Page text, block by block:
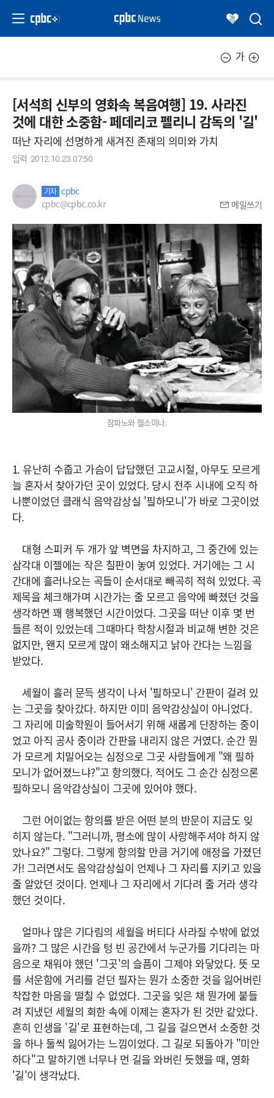
가
[서석희 신부의 영화속 복음여행] 19. 사라진
것에 대한 소중함- 페데리코 펠리니 감독의 '길'
떠난 자리에 선명하게 새겨진 존재의 의미와 가치
입력 2012.10.23.07:50
기자 cpbc
cpbc@cpbc.co.kr
메일쓰기
잠파노와 젤소미나.
1. 유난히 수줍고 가슴이 답답했던 고교시절, 아무도 모르게
늘 혼자서 찾아가던 곳이 있었다. 당시 전주 시내에 오직 하
나뿐이었던 클래식 음악감상실 '필하모니'가 바로 그곳이었
다.
대형 스피커 두 개가 앞 벽면을 차지하고, 그 중간에 있는
삼각대 이젤에는 작은 칠판이 놓여 있었다. 거기에는 그 시
간대에 흘러나오는 곡들이 순서대로 빼곡히 적혀 있었다. 곡
제목을 체크해가며 시간가는 줄 모르고 음악에 빠졌던 것을
생각하면 꽤 행복했던 시간이었다. 그곳을 떠난 이후 몇 번
들른 적이 있었는데 그때마다 학창시절과 비교해 변한 것은
없지만, 왠지 모르게 많이 왜소해지고 낡아 간다는 느낌을
받았다.
세월이 흘러 문득 생각이 나서 '필하모니' 간판이 걸려 있
는 그곳을 찾아갔다. 하지만 이미 음악감상실이 아니었다.
그 자리에 미술학원이 들어서기 위해 새롭게 단장하는 중이
었고 아직 공사 중이라 간판을 내리지 않은 거였다. 순간 뭔
가 모르게 치밀어오는 심정으로 그곳 사람들에게 "왜 필하
모니가 없어졌느냐?"고 항의했다. 적어도 그 순간 심정으론
필하모니 음악감상실이 그곳에 있어야 했다.
그런 어이없는 항의를 받은 어떤 분의 반문이 지금도 잊
히지 않는다. "그러니까, 평소에 많이 사랑해주셔야 하지 않
았나요?" 그렇다. 그렇게 항의할 만큼 거기에 애정을 가졌던
가! 그러면서도 음악감상실이 언제나 그 자리를 지키고 있을
줄 알았던 것이다. 언제나 그 자리에서 기다려 줄 거라 생각
했던 것이다.
얼마나 많은 기다림의 세월을 버티다 사라질 수밖에 없었
을까? 그 많은 시간을 텅 빈 공간에서 누군가를 기다리는 마
음으로 채워야 했던 '그곳'의 슬픔이 그제야 와닿았다. 뜻 모
를 서운함에 거리를 걷던 필자는 뭔가 소중한 것을 잃어버린
착잡한 마음을 떨칠 수 없었다. 그곳을 잊은 채 뭔가에 붙들
려 지냈던 세월의 회한 속에 이제는 혼자가 된 것만 같았다.
흔히 인생을 '길'로 표현하는데, 그 길을 걸으면서 소중한 것
을 하나 둘씩 잃어가는 느낌이었다. 그 길로 되돌아가 "미안
하다"고 말하기엔 너무나 먼 길을 와버린 듯했을 때, 영화
'길'이 생각났다.